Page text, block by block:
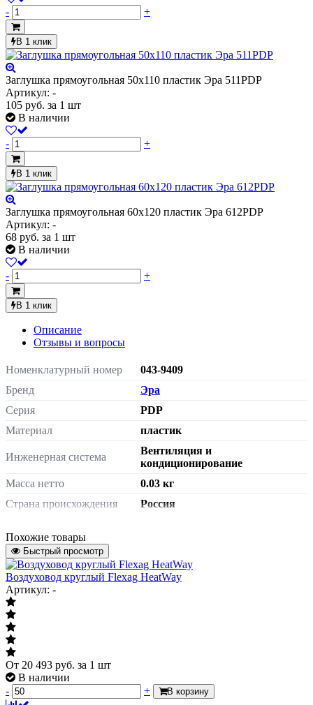
- +
В 1 клик
Заглушка прямоугольная 50х110 пластик Эра 511PDP
Артикул: -
105 руб. за 1 шт
В наличии
- +
В 1 клик
Заглушка прямоугольная 60х120 пластик Эра 612PDP
Артикул: -
68 руб. за 1 шт
В наличии
- +
В 1 клик
Описание
Отзывы и вопросы
Номенклатурный номер
043-9409
Бренд
Эра
Серия
PDP
Материал
пластик
Инженерная система
Вентиляция и
кондиционирование
Масса нетто
0.03 кг
Страна происхождения
Россия
Размер
Похожие товары
Быстрый просмотр
Воздуховод круглый Flexag HeatWay
Артикул: -
От 20 493 руб. за 1 шт
В наличии
-
+ В корзину